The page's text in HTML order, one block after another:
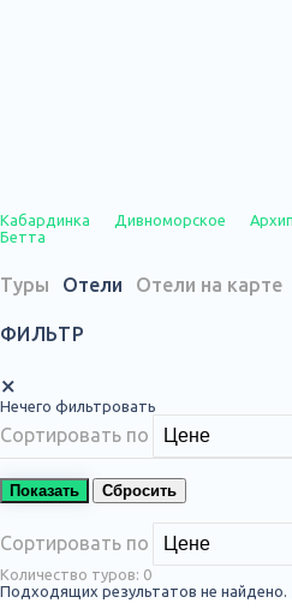
Кабардинка Дивноморское
Бетта
Туры Отели Отели на карте
ФИЛЬТР
×
Нечего фильтровать
Сортировать по
Показать Сбросить
Сортировать по
Количество туров: 0
Подходящих результатов не найдено.